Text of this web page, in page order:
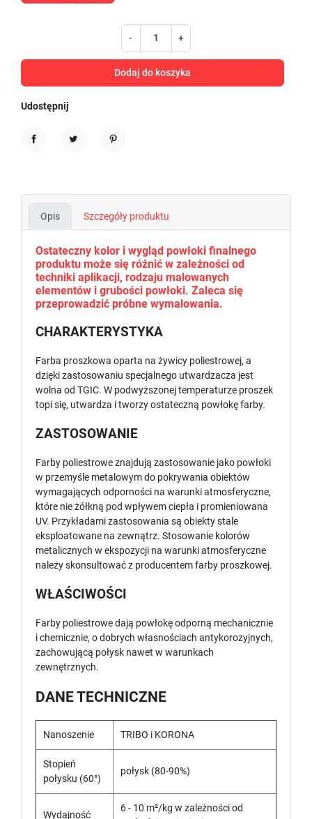
- +
Dodaj do koszyka
Udostępnij
Opis Szczegóły produktu
Ostateczny kolor i wygląd powłoki finalnego
produktu może się różnić w zależności od
techniki aplikacji, rodzaju malowanych
elementów i grubości powłoki. Zaleca się
przeprowadzić próbne wymalowania.
CHARAKTERYSTYKA
Farba proszkowa oparta na żywicy poliestrowej, a
dzięki zastosowaniu specjalnego utwardzacza jest
wolna od TGIC. W podwyższonej temperaturze proszek
topi się, utwardza i tworzy ostateczną powłokę farby.
ZASTOSOWANIE
Farby poliestrowe znajdują zastosowanie jako powłoki
w przemyśle metalowym do pokrywania obiektów
wymagających odporności na warunki atmosferyczne,
które nie żółkną pod wpływem ciepła i promieniowana
UV. Przykładami zastosowania są obiekty stale
eksploatowane na zewnątrz. Stosowanie kolorów
metalicznych w ekspozycji na warunki atmosferyczne
należy skonsultować z producentem farby proszkowej.
WŁAŚCIWOŚCI
Farby poliestrowe dają powłokę odporną mechanicznie
i chemicznie, o dobrych własnościach antykorozyjnych,
zachowującą połysk nawet w warunkach
zewnętrznych.
DANE TECHNICZNE
Nanoszenie TRIBO i KORONA
Stopień
połysku (60°)
połysk (80-90%)
Wydajność
6 - 10 m²/kg w zależności od